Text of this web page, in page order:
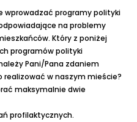
wprowadzać programy polityki
na problemy
Który z poniżej
programów polityki
Pani/Pana zdaniem
realizować w naszym mieście?
maksymalnie dwie
profilaktycznych.